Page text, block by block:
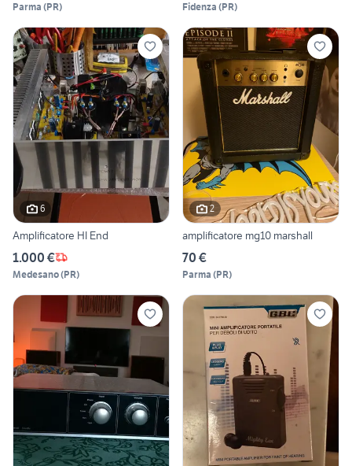
Parma (PR) Fidenza (PR)
6
Amplificatore HI End
1.000 €
Medesano(PR)
2
amplificatore mg10 marshall
70 €
Parma (PR)